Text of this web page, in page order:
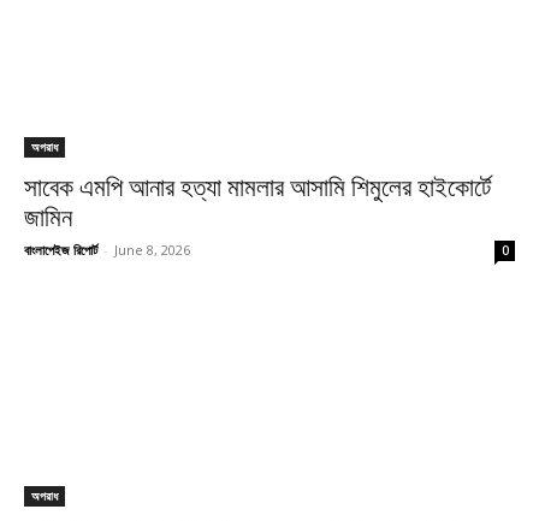
অপরাধ
সাবেক এমপি আনার হত্যা মামলার আসামি শিমুলের হাইকোর্টে
জামিন
বাংলাপেইজ রিপোর্ট - June 8, 2026 0
অপরাধ